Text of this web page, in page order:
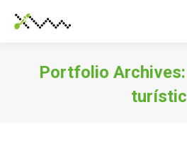
Portfolio Archives:
turístic